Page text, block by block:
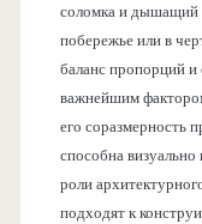
соломка и дышащий
побережье или в
баланс пропорций
важнейшим
его соразмерность
способна визуально
роли
подходят к